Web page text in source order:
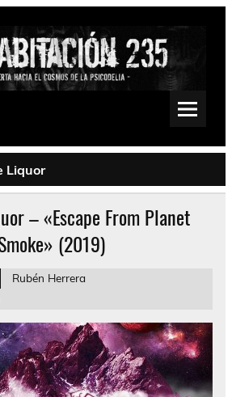
Doom, Sludge, Fuzz, Space, Drone
Liquor
– «Escape From Planet
(2019)
Rubén Herrera